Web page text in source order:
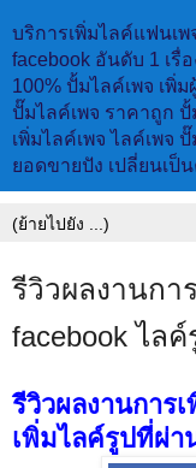
บริการเพิ่มไลค์แฟนเ
facebook อันดับ 1 เ
100% ปั้มไลค์เพจ เพิ่
ปั๊มไลค์เพจ ราคาถูก
เพิ่มไลค์เพจ ไลค์เพจ
ยอดขายปัง เปลี่ยนเ
รีวิวผลงานกา
facebook ไลค์
รีวิวผลงานการ
เพิ่มไลค์รูปที่ผ่า